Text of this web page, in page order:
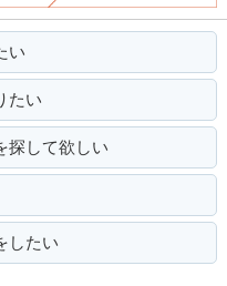
い
たい
探して欲しい
したい